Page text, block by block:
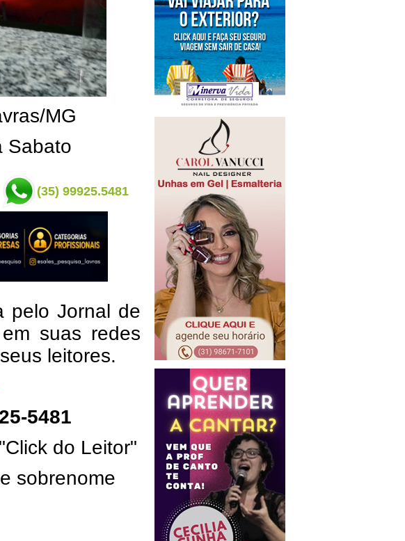
MG
Sabato
(35) 99925.5481
pelo Jornal de
suas redes
leitores.
5481
do Leitor"
sobrenome